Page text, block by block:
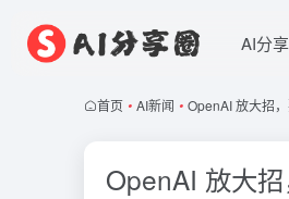
AI分
首页 • AI新闻 • OpenAI 放大招
OpenAI 放大招